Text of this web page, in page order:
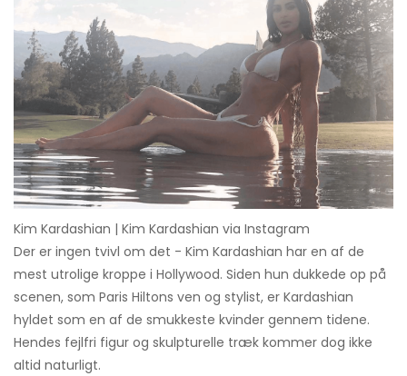
Kim Kardashian | Kim Kardashian via Instagram
Der er ingen tvivl om det - Kim Kardashian har en af ​​de
mest utrolige kroppe i Hollywood. Siden hun dukkede op på
scenen, som Paris Hiltons ven og stylist, er Kardashian
hyldet som en af ​​de smukkeste kvinder gennem tidene.
Hendes fejlfri figur og skulpturelle træk kommer dog ikke
altid naturligt.